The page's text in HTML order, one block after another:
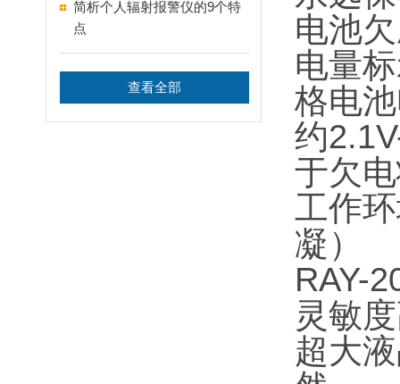
简析个人辐射报警仪的9个特
点
查看全部
电池
电量
格电
约
于欠
工作
凝）
RAY-
灵敏
超大